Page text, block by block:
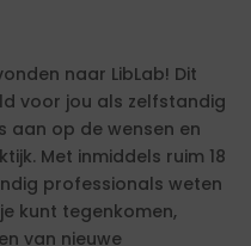
naar LibLab! Dit
voor jou als zelfstandig
aan op de wensen en
Met inmiddels ruim 18
professionals weten
kunt tegenkomen,
van nieuwe